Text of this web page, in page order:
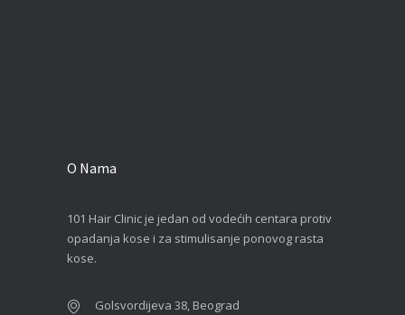
O Nama
101 Hair Clinic je jedan od vodećih centara protiv
opadanja kose i za stimulisanje ponovog rasta
kose.
Golsvordijeva 38, Beograd